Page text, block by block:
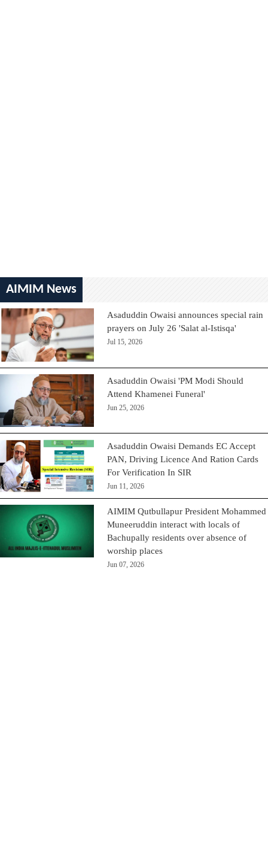
AIMIM News
Asaduddin Owaisi announces special rain
prayers on July 26 'Salat al-Istisqa'
Jul 15, 2026
Asaduddin Owaisi 'PM Modi Should
Attend Khamenei Funeral'
Jun 25, 2026
Asaduddin Owaisi Demands EC Accept
PAN, Driving Licence And Ration Cards
For Verification In SIR
Jun 11, 2026
AIMIM Qutbullapur President Mohammed
Muneeruddin interact with locals of
Bachupally residents over absence of
worship places
Jun 07, 2026